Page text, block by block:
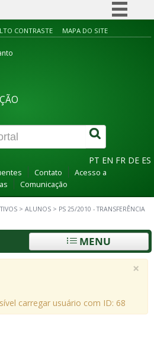
Simplifique!
Canais
CONTRASTE MAPA DO SITE
PT EN FR DE ES
Contato
Acesso a
Comunicação
> ALUNOS > PS 25/2010 - TRANSFERÊNCIA
MENU
×
carregar usuário com ID: 68